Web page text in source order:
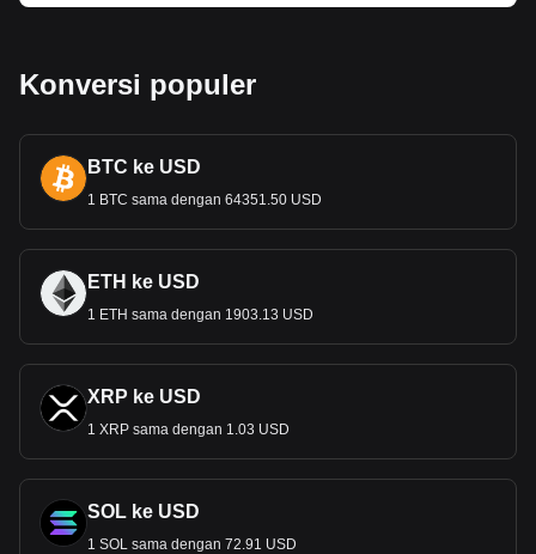
Konversi populer
BTC ke USD
1 BTC sama dengan 64351.50 USD
ETH ke USD
1 ETH sama dengan 1903.13 USD
XRP ke USD
1 XRP sama dengan 1.03 USD
SOL ke USD
1 SOL sama dengan 72.91 USD